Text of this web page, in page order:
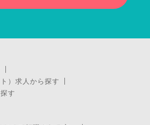
）求人から探す
す